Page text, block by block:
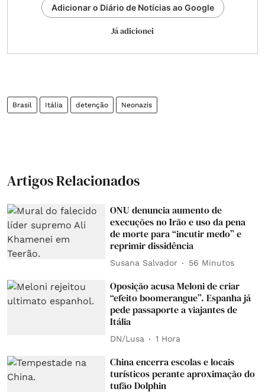
Adicionar o Diário de Notícias ao Google
Já adicionei
Brasil Itália detenção Neonazis
Artigos Relacionados
ONU denuncia aumento de
execuções no Irão e uso da pena
de morte para “incutir medo” e
reprimir dissidência
Susana Salvador 56 Minutos
Oposição acusa Meloni de criar
“efeito boomerangue”. Espanha já
pede passaporte a viajantes de
Itália
DN/Lusa 1 Hora
China encerra escolas e locais
turísticos perante aproximação do
tufão Dolphin